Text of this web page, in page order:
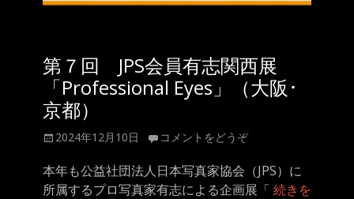
第７回 JPS会員有志関西展
「Professional Eyes」（大阪･
京都）
投
日
2024年12月10日 コメントをどうぞ
本年も公益社団法人日本写真家協会（JPS）に
所属するプロ写真家有志による企画展「 続きを